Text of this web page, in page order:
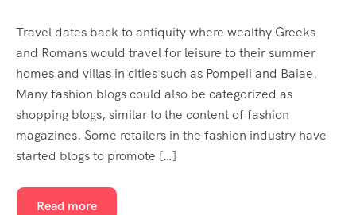
Travel dates back to antiquity where wealthy Greeks
and Romans would travel for leisure to their summer
homes and villas in cities such as Pompeii and Baiae.
Many fashion blogs could also be categorized as
shopping blogs, similar to the content of fashion
magazines. Some retailers in the fashion industry have
started blogs to promote […]
Read more